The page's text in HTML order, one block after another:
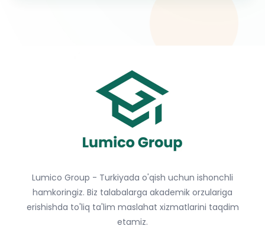
Lumico Group - Turkiyada o'qish uchun ishonchli
hamkoringiz. Biz talabalarga akademik orzulariga
erishishda to'liq ta'lim maslahat xizmatlarini taqdim
etamiz.